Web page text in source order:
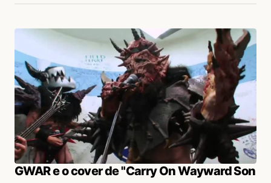
GWAR e o cover de "Carry On Wayward Son